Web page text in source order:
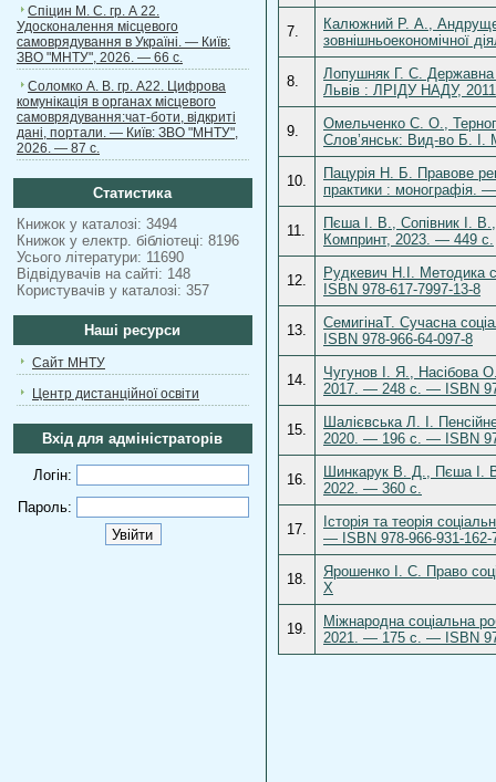
Спіцин М. С. гр. А 22.
Удосконалення місцевого
самоврядування в Україні. — Київ:
ЗВО "МНТУ", 2026. — 66 с.
Соломко А. В. гр. А22. Цифрова
комунікація в органах місцевого
самоврядування:чат-боти, відкриті
дані, портали. — Київ: ЗВО "МНТУ",
2026. — 87 с.
Статистика
Книжок у каталозі: 3494
Книжок у електр. бібліотеці: 8196
Усього літератури: 11690
Відвідувачів на сайті: 148
Користувачів у каталозі: 357
Наші ресурси
Сайт МНТУ
Центр дистанційної освіти
Вхід для адміністраторів
Логін:
Пароль:
7.
Калюжний Р. А.,
зовнішньоекономічної
8.
Лопушняк Г. С. Державна
Львів : ЛРІДУ НАДУ,
9.
Омельченко С. О.,
Слов’янськ: Вид-во Б.
10.
Пацурія Н. Б. Правове
практики : монографія.
11.
Пєша І. В., Сопівник І.
Компринт, 2023. — 449 с.
12.
Рудкевич Н.І. Методика
ISBN 978-617-7997-13-8
13.
СемигінаТ. Сучасна
ISBN 978-966-64-097-8
14.
Чугунов І. Я., Насібова
2017. — 248 с. — ISBN
15.
Шалієвська Л. І.
2020. — 196 с. — ISBN
16.
Шинкарук В. Д., Пєша І.
2022. — 360 с.
17.
Історія та теорія
— ISBN 978-966-931-162-
18.
Ярошенко І. С. Право
X
19.
Міжнародна соціальна
2021. — 175 с. — ISBN